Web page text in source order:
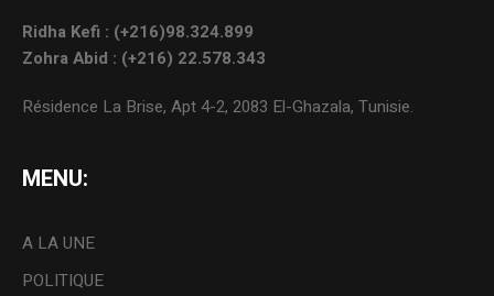
Ridha Kefi : (+216)98.324.899
Zohra Abid : (+216) 22.578.343
Résidence La Brise, Apt 4-2, 2083 El-Ghazala, Tunisie.
MENU:
A LA UNE
POLITIQUE